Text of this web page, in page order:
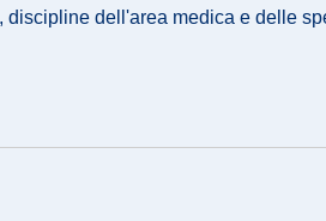
dell'area medica e delle